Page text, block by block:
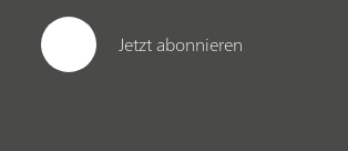
Jetzt abonnieren